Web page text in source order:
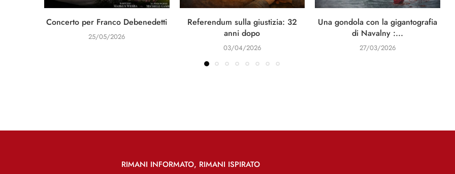
Concerto per Franco Debenedetti
25/05/2026
Referendum sulla giustizia: 32
anni dopo
03/04/2026
Una gondola con la gigantografia
di Navalny :...
27/03/2026
RIMANI INFORMATO, RIMANI ISPIRATO